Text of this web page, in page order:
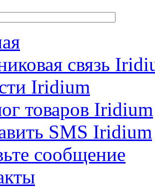
связь
Iridium
товаров Iridium
SMS Iridium
сообщение